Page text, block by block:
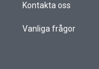
Kontakta oss
Vanliga frågor